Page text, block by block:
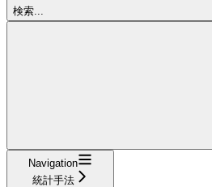
検索...
Navigation
統計手法